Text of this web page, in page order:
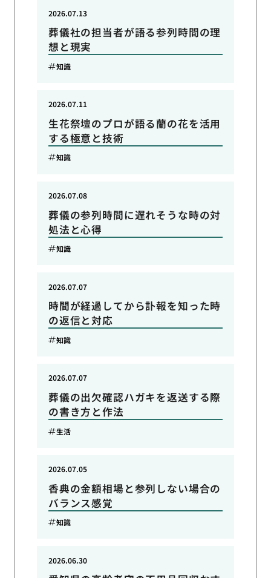
葬儀社の担当者が語る参列時間の理
想と現実
2026.07.13
知識
生花祭壇のプロが語る蘭の花を活用
する極意と技術
2026.07.11
知識
葬儀の参列時間に遅れそうな時の対
処法と心得
2026.07.08
知識
時間が経過してから訃報を知った時
の返信と対応
2026.07.07
知識
葬儀の出欠確認ハガキを返送する際
の書き方と作法
2026.07.07
生活
香典の金額相場と参列しない場合の
バランス感覚
2026.07.05
知識
2026.06.30